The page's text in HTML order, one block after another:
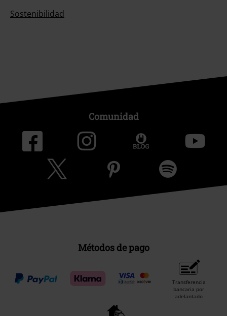
Sostenibilidad
Comunidad
Métodos de pago
Transferencia
bancaria por
adelantado